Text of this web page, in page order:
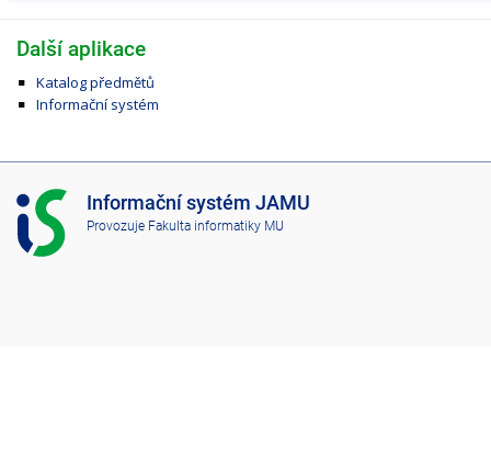
Další aplikace
Katalog předmětů
Informační systém
I
S
J
Informační systém JAMU
Provozuje Fakulta informatiky MU